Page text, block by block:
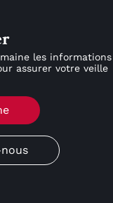
les informations
assurer votre veille